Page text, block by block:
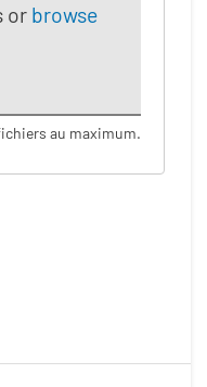
or browse
au maximum.